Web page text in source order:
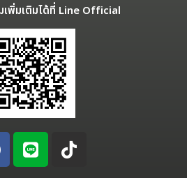
พิ่มเติมได้ที่ Line Official